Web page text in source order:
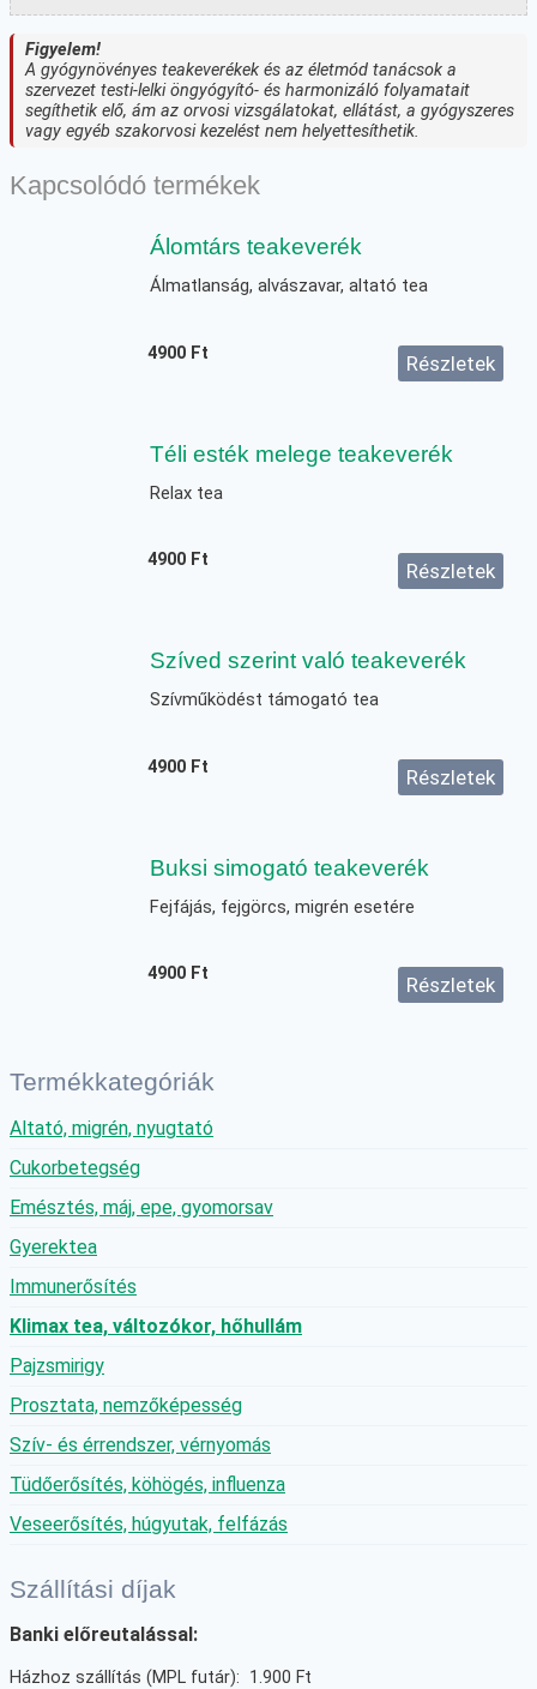
Figyelem!
A gyógynövényes teakeverékek és az életmód tanácsok a
szervezet testi-lelki öngyógyító- és harmonizáló folyamatait
segíthetik elő, ám az orvosi vizsgálatokat, ellátást, a gyógyszeres
vagy egyéb szakorvosi kezelést nem helyettesíthetik.
Kapcsolódó termékek
Álomtárs teakeverék
Álmatlanság, alvászavar, altató tea
4900 Ft Részletek
Téli esték melege teakeverék
Relax tea
4900 Ft Részletek
Szíved szerint való teakeverék
Szívműködést támogató tea
4900 Ft Részletek
Buksi simogató teakeverék
Fejfájás, fejgörcs, migrén esetére
4900 Ft Részletek
Termékkategóriák
Altató, migrén, nyugtató
Cukorbetegség
Emésztés, máj, epe, gyomorsav
Gyerektea
Immunerősítés
Klimax tea, változókor, hőhullám
Pajzsmirigy
Prosztata, nemzőképesség
Szív- és érrendszer, vérnyomás
Tüdőerősítés, köhögés, influenza
Veseerősítés, húgyutak, felfázás
Szállítási díjak
Banki előreutalással:
Házhoz szállítás (MPL futár): 1.900 Ft